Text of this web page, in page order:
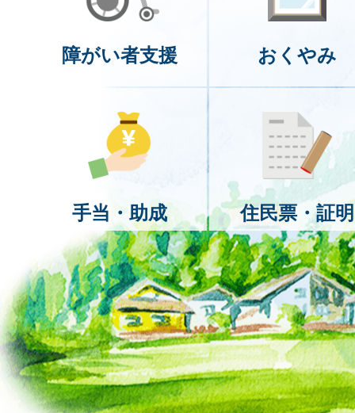
障がい者支援 おくやみ
手当・助成 住民票・証明